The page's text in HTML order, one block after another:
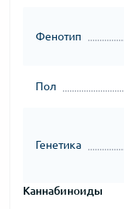
Фенотип
Пол
Генетика
Каннабиноиды